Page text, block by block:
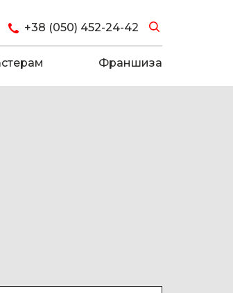
+38 (050) 452-24-42
Франшиза